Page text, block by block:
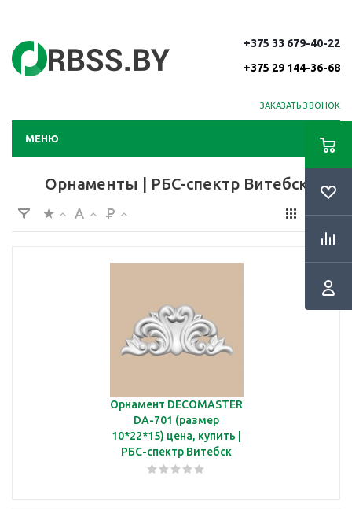
+375 33 679-40-22
+375 29 144-36-68
ЗАКАЗАТЬ ЗВОНОК
МЕНЮ
Орнаменты | РБС-спектр Витебск
Орнамент DECOMASTER
DA-701 (размер
10*22*15) цена, купить |
РБС-спектр Витебск